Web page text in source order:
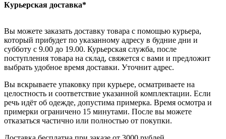
Курьерская доставка*
Вы можете заказать доставку товара с помощью курьера,
который прибудет по указанному адресу в будние дни и
субботу с 9.00 до 19.00. Курьерская служба, после
поступления товара на склад, свяжется с вами и предложит
выбрать удобное время доставки. Уточнит адрес.
Вы вскрываете упаковку при курьере, осматриваете на
целостность и соответствие указанной комплектации. Если
речь идёт об одежде, допустима примерка. Время осмотра и
примерки ограничено 15 минутами. После вы можете
отказаться частично или полностью от покупки.